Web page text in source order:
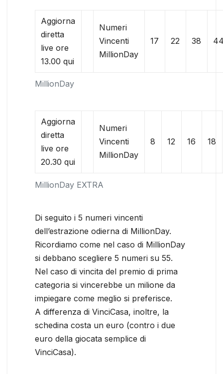
MillionDay
Aggiorna
diretta
live ore
13.00 qui
Numeri
Vincenti
MillionDay
17 22 38
MillionDay EXTRA
Aggiorna
diretta
live ore
20.30 qui
Numeri
Vincenti
MillionDay
8 12 16 18
Di seguito i 5 numeri vincenti
dell’estrazione odierna di MillionDay.
Ricordiamo come nel caso di MillionDay
si debbano scegliere 5 numeri su 55.
Nel caso di vincita del premio di prima
categoria si vincerebbe un milione da
impiegare come meglio si preferisce.
A differenza di VinciCasa, inoltre, la
schedina costa un euro (contro i due
euro della giocata semplice di
VinciCasa).